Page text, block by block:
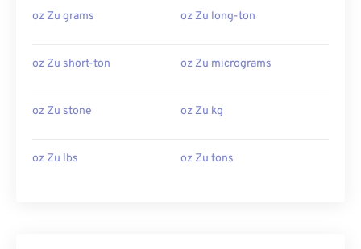
oz Zu grams oz Zu long-ton
oz Zu short-ton oz Zu micrograms
oz Zu stone oz Zu kg
oz Zu lbs oz Zu tons